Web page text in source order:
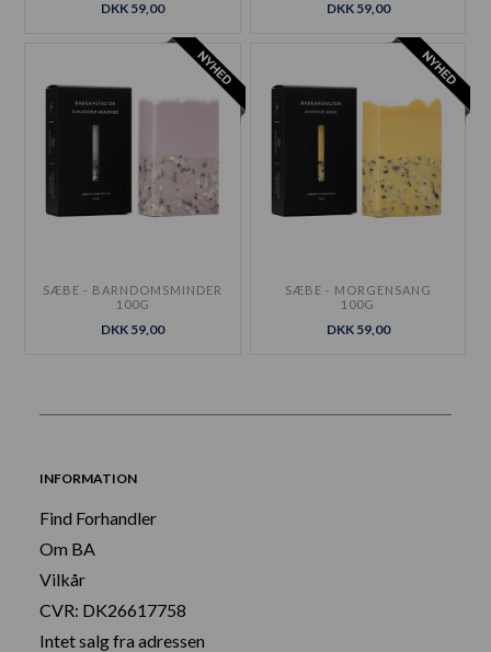
DKK 59,00 DKK 59,00
SÆBE - BARNDOMSMINDER
100G
DKK 59,00
SÆBE - MORGENSANG
100G
DKK 59,00
INFORMATION
Find Forhandler
Om BA
Vilkår
CVR: DK26617758
Intet salg fra adressen